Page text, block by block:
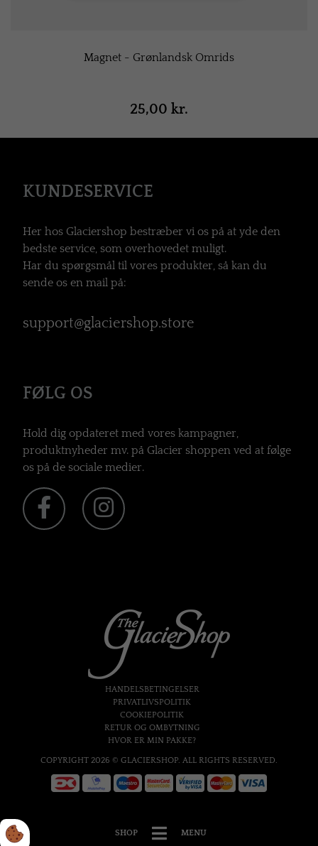
SHOP MENU
Magnet - Grønlandsk Omrids
25,00 kr.
KUNDESERVICE
Her hos Glaciershop bestræber vi os på at yde den
bedste service, som overhovedet muligt.
Har du spørgsmål til vores produkter, så kan du
sende os en mail på:
support@glaciershop.store
FØLG OS
Hold dig opdateret med vores kampagner,
produktnyheder mv. på Glacier shoppen ved at følge
os på de sociale medier.
HANDELSBETINGELSER
PRIVATLIVSPOLITIK
COOKIEPOLITIK
RETUR OG OMBYTNING
HVOR ER MIN PAKKE?
COPYRIGHT 2026 © GLACIERSHOP. ALL RIGHTS RESERVED.